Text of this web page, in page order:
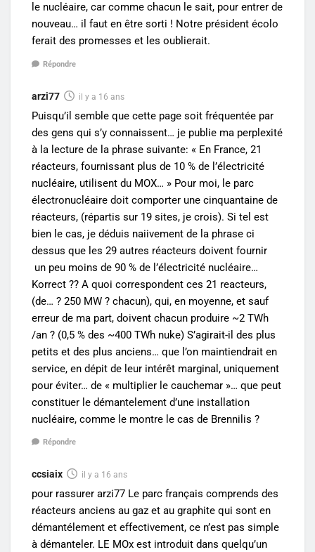
le nucléaire, car comme chacun le sait, pour entrer de
nouveau… il faut en être sorti ! Notre président écolo
ferait des promesses et les oublierait.
Répondre
arzi77 il y a 16 ans
Puisqu’il semble que cette page soit fréquentée par
des gens qui s’y connaissent… je publie ma perplexité
à la lecture de la phrase suivante: « En France, 21
réacteurs, fournissant plus de 10 % de l’électricité
nucléaire, utilisent du MOX… » Pour moi, le parc
électronucléaire doit comporter une cinquantaine de
réacteurs, (répartis sur 19 sites, je crois). Si tel est
bien le cas, je déduis naiivement de la phrase ci
dessus que les 29 autres réacteurs doivent fournir
un peu moins de 90 % de l’électricité nucléaire…
Korrect ?? A quoi correspondent ces 21 reacteurs,
(de… ? 250 MW ? chacun), qui, en moyenne, et sauf
erreur de ma part, doivent chacun produire ~2 TWh
/an ? (0,5 % des ~400 TWh nuke) S’agirait-il des plus
petits et des plus anciens… que l’on maintiendrait en
service, en dépit de leur intérêt marginal, uniquement
pour éviter… de « multiplier le cauchemar »… que peut
constituer le démantelement d’une installation
nucléaire, comme le montre le cas de Brennilis ?
Répondre
ccsiaix il y a 16 ans
pour rassurer arzi77 Le parc français comprends des
réacteurs anciens au gaz et au graphite qui sont en
démantélement et effectivement, ce n’est pas simple
à démanteler. LE MOx est introduit dans quelqu’un